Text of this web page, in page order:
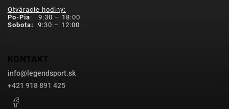
Otváracie hodiny:
Po-Pia: 9:30 – 18:00
Sobota:
9:30 – 12:00
KONTAKT
info@ legendsport.sk
+421 918 891 425